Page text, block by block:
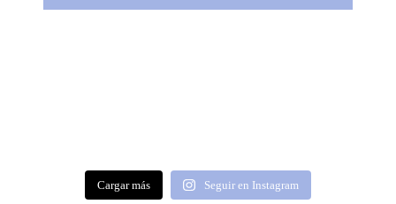
Cargar más Seguir en Instagram